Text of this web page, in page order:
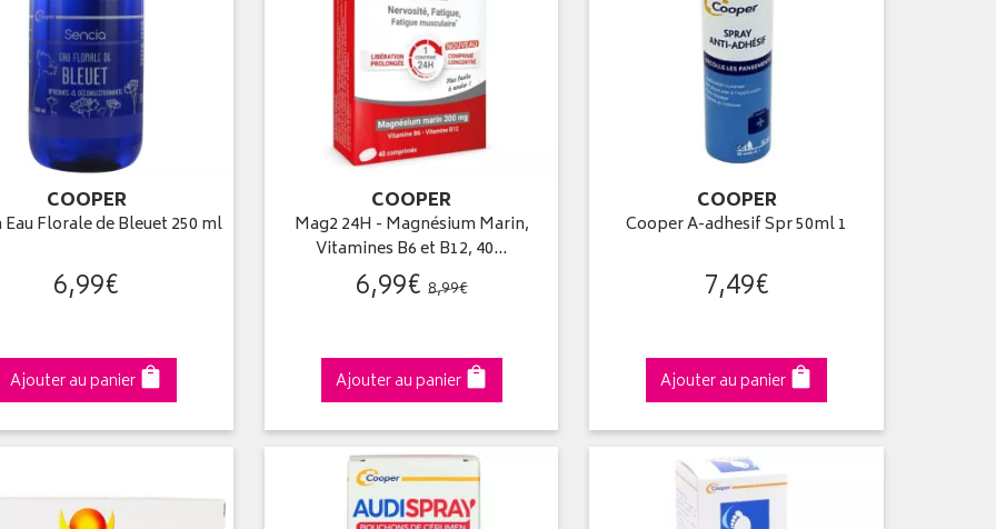
COOPER
Eau Florale de Bleuet 250 ml
6,99€
Ajouter au panier
COOPER
Mag2 24H - Magnésium Marin,
Vitamines B6 et B12, 40…
6,99€ 8,99€
Ajouter au panier
COOPER
Cooper A-adhesif Spr 50ml 1
7,49€
Ajouter au panier